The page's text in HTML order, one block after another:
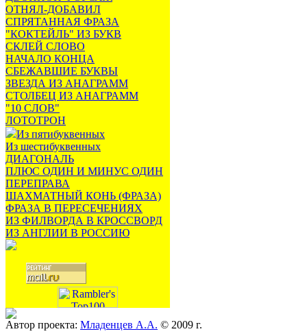
ОТНЯЛ-ДОБАВИЛ
СПРЯТАННАЯ ФРАЗА
"КОКТЕЙЛЬ" ИЗ БУКВ
СКЛЕЙ СЛОВО
НАЧАЛО КОНЦА
СБЕЖАВШИЕ БУКВЫ
ЗВЕЗДА ИЗ АНАГРАММ
СТОЛБЕЦ ИЗ АНАГРАММ
"10 СЛОВ"
ЛОТОТРОН
Из пятибуквенных
Из шестибуквенных
ДИАГОНАЛЬ
ПЛЮС ОДИН И МИНУС ОДИН
ПЕРЕПРАВА
ШАХМАТНЫЙ КОНЬ (ФРАЗА)
ФРАЗА В ПЕРЕСЕЧЕНИЯХ
ИЗ ФИЛВОРДА В КРОССВОРД
ИЗ АНГЛИИ В РОССИЮ
Автор проекта: Младенцев А.А. © 2009 г.